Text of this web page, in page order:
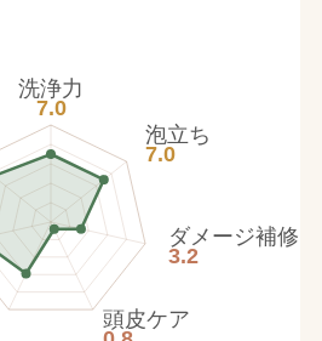
洗浄力
7.0
泡立ち
7.0
ダメージ補修
3.2
頭皮ケア